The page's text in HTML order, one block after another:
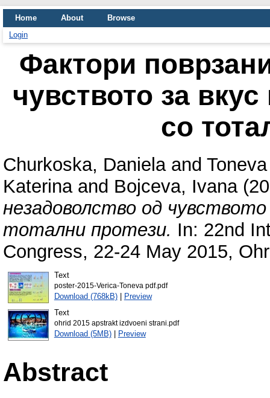
Home About
Browse
Login
Фактори
чувството за
со
Churkoska, Danielaand
Katerinaand Bojceva, Ivana
незадоволство од чувството
тотални протези. In: 22nd
Congress, 22-24 May 2015,
Text
poster-2015-Verica-Toneva pdf.pdf
Download (768kB)| Preview
Text
ohrid 2015 apstrakt izdvoeni strani.pdf
Download (5MB)| Preview
Abstract